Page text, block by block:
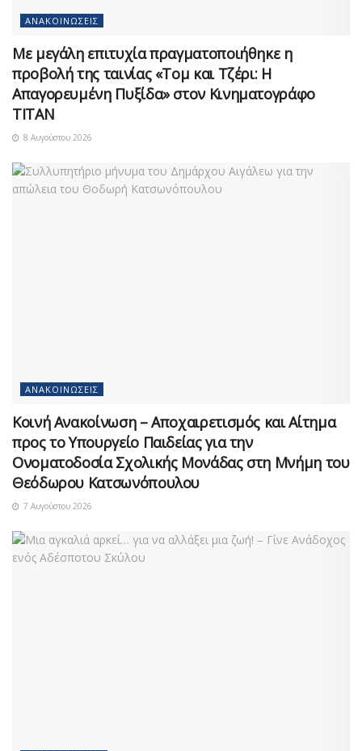
ΑΝΑΚΟΙΝΏΣΕΙΣ
Με μεγάλη επιτυχία πραγματοποιήθηκε η
προβολή της ταινίας «Τομ και Τζέρι: Η
Απαγορευμένη Πυξίδα» στον Κινηματογράφο
ΤΙΤΑΝ
8 Αυγούστου 2026
ΑΝΑΚΟΙΝΏΣΕΙΣ
Κοινή Ανακοίνωση – Αποχαιρετισμός και Αίτημα
προς το Υπουργείο Παιδείας για την
Ονοματοδοσία Σχολικής Μονάδας στη Μνήμη του
Θεόδωρου Κατσωνόπουλου
7 Αυγούστου 2026